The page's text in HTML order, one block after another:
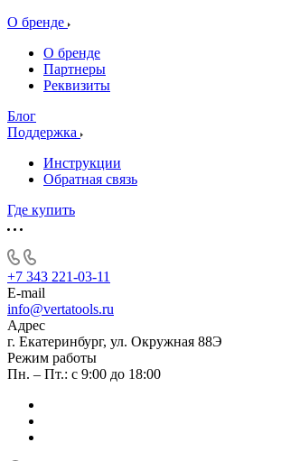
О бренде
О бренде
Партнеры
Реквизиты
Блог
Поддержка
Инструкции
Обратная связь
Где купить
+7 343 221-03-11
E-mail
info@vertatools.ru
Адрес
г. Екатеринбург, ул. Окружная 88Э
Режим работы
Пн. – Пт.: с 9:00 до 18:00